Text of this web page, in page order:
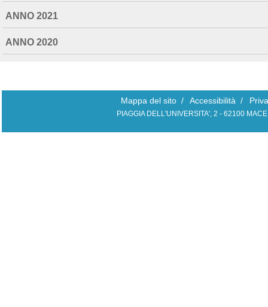
ANNO 2021
ANNO 2020
Mappa del sito / Accessibilità /
PIAGGIA DELL'UNIVERSITA', 2 - 62100